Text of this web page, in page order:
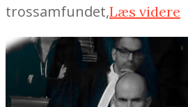
trossamfundet,Læs videre